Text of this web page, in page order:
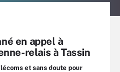
en appel à
relais à Tassin
et sans doute pour